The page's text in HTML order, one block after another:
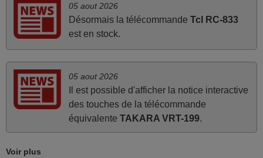
Je suis très content de cet achat. Cette télécommande est
d'une efficacité étonnante. Alors que la télécommande
K7-DVD étaient inopérants. Voilà de quoi donner une
seconde vie à mes deux Panasonic haut de gamme des
années 90
FRANCE
05 aout 2026
Désormais la télécommande Tcl RC-833
est en stock.
05 aout 2026
Il est possible d'afficher la notice interactive
des touches de la télécommande
équivalente TAKARA VRT-199.
Voir plus